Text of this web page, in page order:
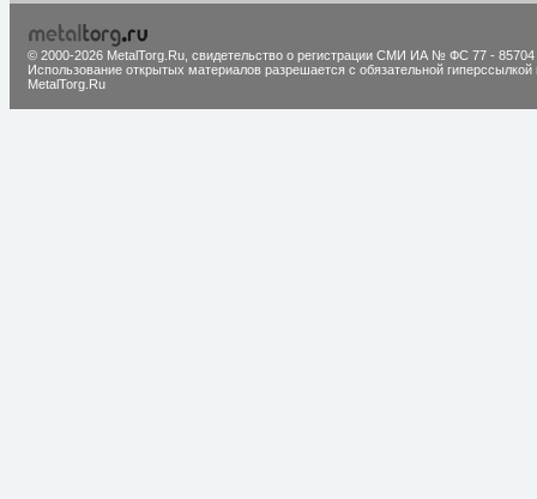
© 2000-2026 MetalTorg.Ru, cвидетельство о регистрации СМИ ИА № ФС 77 - 85704
Использование открытых материалов разрешается с обязательной гиперссылкой
MetalTorg.Ru